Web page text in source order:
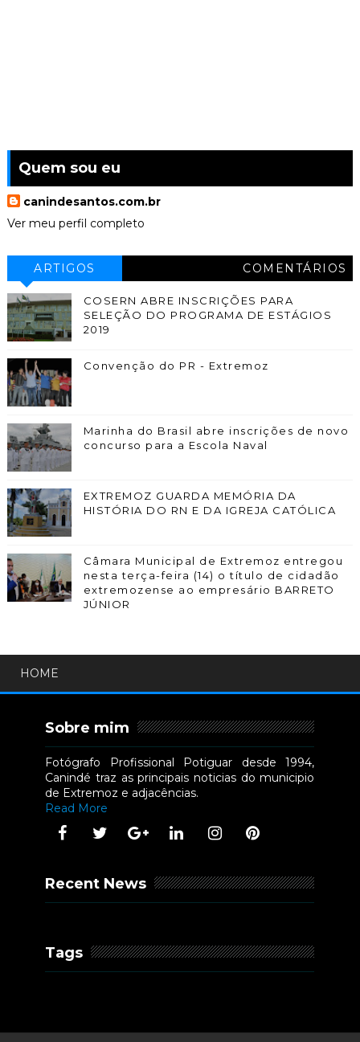
Quem sou eu
canindesantos.com.br
Ver meu perfil completo
ARTIGOS COMENTÁRIOS
COSERN ABRE INSCRIÇÕES PARA
SELEÇÃO DO PROGRAMA DE ESTÁGIOS
2019
Convenção do PR - Extremoz
Marinha do Brasil abre inscrições de novo
concurso para a Escola Naval
EXTREMOZ GUARDA MEMÓRIA DA
HISTÓRIA DO RN E DA IGREJA CATÓLICA
Câmara Municipal de Extremoz entregou
nesta terça-feira (14) o título de cidadão
extremozense ao empresário BARRETO
JÚNIOR
HOME
Sobre mim
Fotógrafo Profissional Potiguar desde 1994,
Canindé traz as principais noticias do municipio
de Extremoz e adjacências.
Read More
Recent News
Tags